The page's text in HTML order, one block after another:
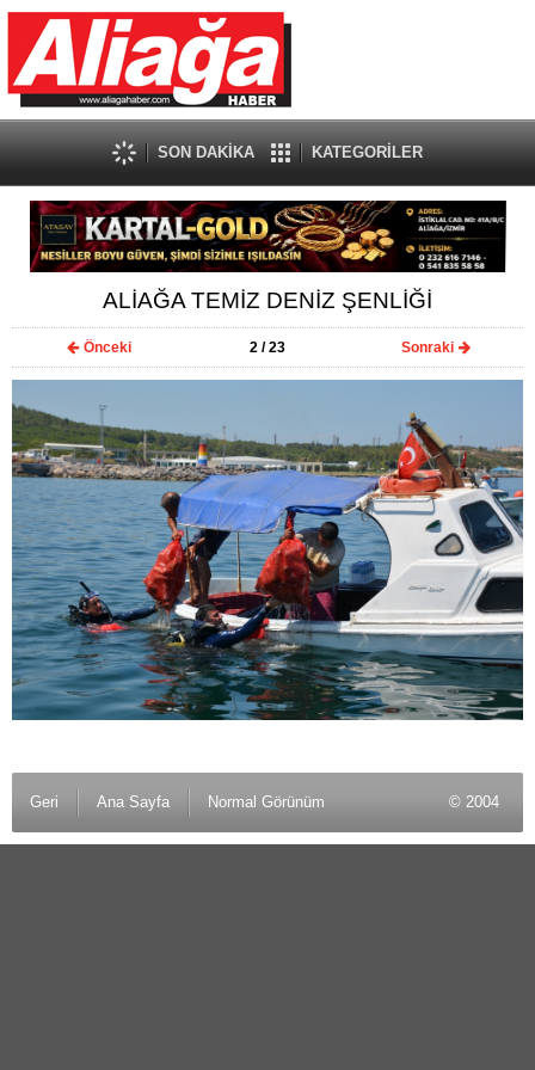
SON DAKİKA KATEGORİLER
ALİAĞA TEMİZ DENİZ ŞENLİĞİ
Önceki 2/ 23 Sonraki
Geri Ana Sayfa Normal Görünüm © 2004